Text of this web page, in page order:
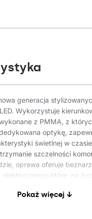
generacja
Wykorzystuje
z PMMA, z
optykę,
świetlnej w
szczelności
oprawa oferuje
które, na
trwale
Pokaż więcej ↓